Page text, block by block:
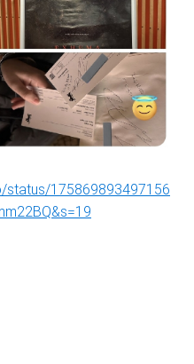
175869893497156